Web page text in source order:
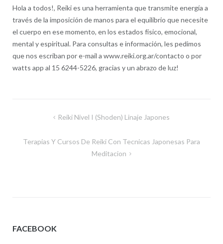
Hola a todos!, Reiki es una herramienta que transmite energía a
través de la imposición de manos para el equilibrio que necesite
el cuerpo en ese momento, en los estados físico, emocional,
mental y espiritual. Para consultas e información, les pedimos
que nos escriban por e-mail a www.reiki.org.ar/contacto o por
watts app al 15 6244-5226, gracias y un abrazo de luz!
Navegación
entradas
Reiki Nivel I (Shoden) Linaje Japones
Terapias Y Cursos De Reiki Con Tecnicas Japonesas Para
Meditacion
FACEBOOK